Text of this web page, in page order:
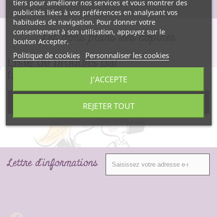
Les bons plans des copines
Liste de produits par
fabricant Belledonne Chocolatier
Pas de produit pour ce fabricant.
tiers pour améliorer nos services et vous montrer des
publicités liées à vos préférences en analysant vos
habitudes de navigation. Pour donner votre
consentement à son utilisation, appuyez sur le
bouton Accepter.
Politique de cookies Personnaliser les cookies
REJETER TOUT
J'ACCEPTE
Lettre d'informations